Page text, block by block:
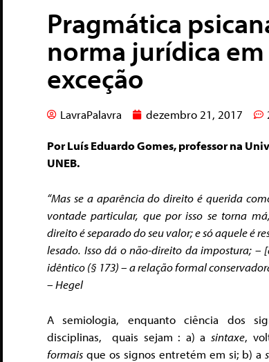
Pragmática
norma jurídica
exceção
LavraPalavra dezembro 21, 2017
Por Luís Eduardo Gomes, professor na
UNEB.
“Mas se a aparência do direito é querida
vontade particular, que por isso se torna
direito é separado do seu valor; e só aquele é
lesado. Isso dá o não-direito da impostura;
idêntico (§ 173) – a relação formal
– Hegel
A semiologia, enquanto ciência dos
disciplinas, quais sejam : a) asintaxe,
formais que os signos entretém em si; b) a